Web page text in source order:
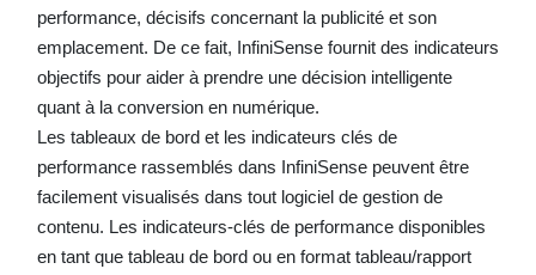
performance, décisifs concernant la publicité et son
emplacement. De ce fait, InfiniSense fournit des indicateurs
objectifs pour aider à prendre une décision intelligente
quant à la conversion en numérique.
Les tableaux de bord et les indicateurs clés de
performance rassemblés dans InfiniSense peuvent être
facilement visualisés dans tout logiciel de gestion de
contenu. Les indicateurs-clés de performance disponibles
en tant que tableau de bord ou en format tableau/rapport